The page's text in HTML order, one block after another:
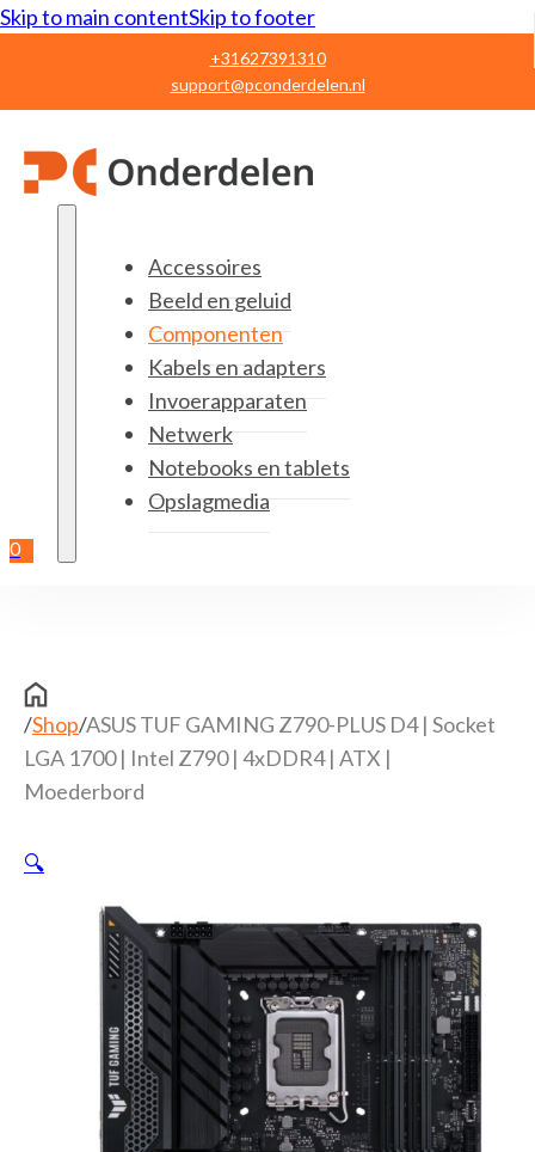
Skip to main contentSkip to footer
+31627391310
support@pconderdelen.nl
0
Accessoires
Beeld en geluid
Componenten
Kabels en adapters
Invoerapparaten
Netwerk
Notebooks en tablets
Opslagmedia
/Shop/ASUS TUF GAMING Z790-PLUS D4 | Socket
LGA 1700 | Intel Z790 | 4xDDR4 | ATX |
Moederbord
🔍